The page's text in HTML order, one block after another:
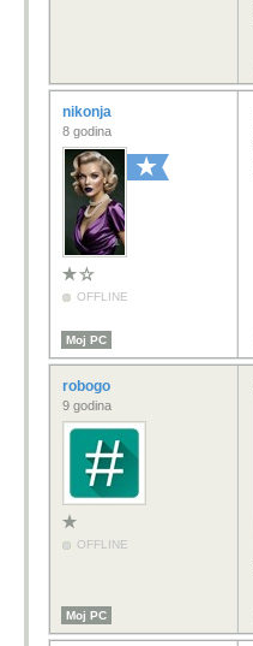
nikonja
8 godina
OFFLINE
Moj PC
robogo
9 godina
OFFLINE
Moj PC